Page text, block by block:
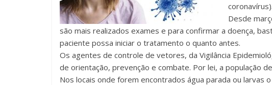
coronavírus).
Desde
são mais realizados exames e para confirmar a doença,
paciente possa iniciar o tratamento o quanto antes.
Os agentes de controle de vetores, da Vigilância
de orientação, prevenção e combate. Por lei, a população
Nos locais onde forem encontrados água parada ou larvas